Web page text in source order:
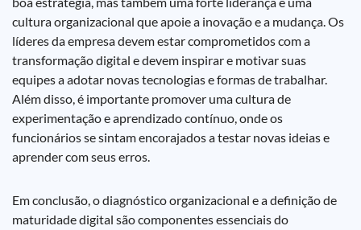
cultura organizacional que apoie a inovação e a mudança. Os
líderes da empresa devem estar comprometidos com a
transformação digital e devem inspirar e motivar suas
equipes a adotar novas tecnologias e formas de trabalhar.
Além disso, é importante promover uma cultura de
experimentação e aprendizado contínuo, onde os
funcionários se sintam encorajados a testar novas ideias e
aprender com seus erros.
Em conclusão, o diagnóstico organizacional e a definição de
maturidade digital são componentes essenciais do